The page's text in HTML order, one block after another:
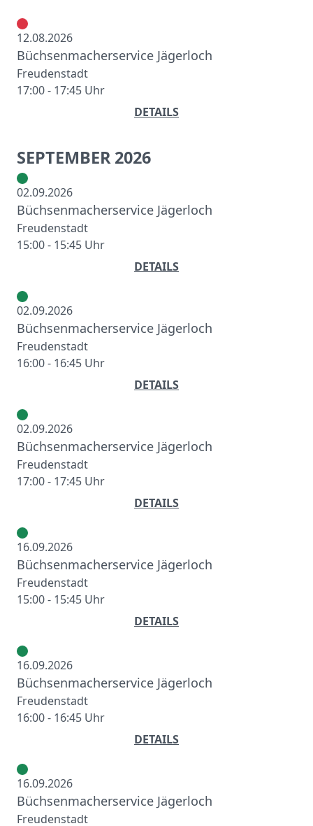
12.08.2026
Büchsenmacherservice Jägerloch
Freudenstadt
17:00 - 17:45 Uhr
DETAILS
SEPTEMBER 2026
02.09.2026
Büchsenmacherservice Jägerloch
Freudenstadt
15:00 - 15:45 Uhr
DETAILS
02.09.2026
Büchsenmacherservice Jägerloch
Freudenstadt
16:00 - 16:45 Uhr
DETAILS
02.09.2026
Büchsenmacherservice Jägerloch
Freudenstadt
17:00 - 17:45 Uhr
DETAILS
16.09.2026
Büchsenmacherservice Jägerloch
Freudenstadt
15:00 - 15:45 Uhr
DETAILS
16.09.2026
Büchsenmacherservice Jägerloch
Freudenstadt
16:00 - 16:45 Uhr
DETAILS
16.09.2026
Büchsenmacherservice Jägerloch
Freudenstadt